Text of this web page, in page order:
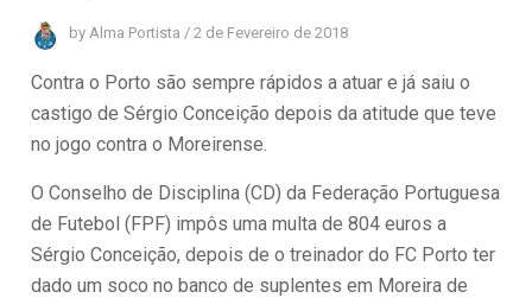
byAlma Portista / 2 de Fevereiro de 2018
Contra o Porto são sempre rápidos a atuar e já saiu o
castigo de Sérgio Conceição depois da atitude que teve
no jogo contra o Moreirense.
O Conselho de Disciplina (CD) da Federação Portuguesa
de Futebol (FPF) impôs uma multa de 804 euros a
Sérgio Conceição, depois de o treinador do FC Porto ter
dado um soco no banco de suplentes em Moreira de